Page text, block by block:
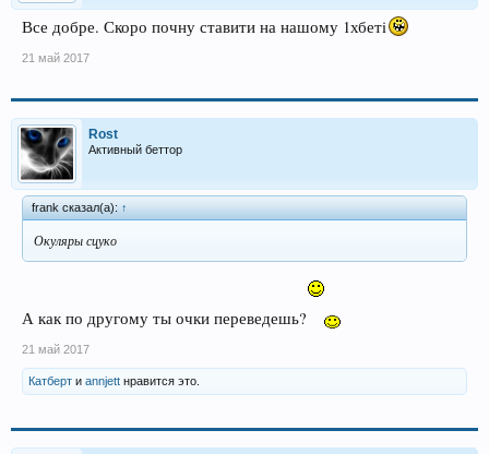
Все добре. Скоро почну ставити на нашому 1хбетi
21 май 2017
Rost
Активный беттор
frank сказал(а): ↑
Окуляры сцуко
А как по другому ты очки переведешь?
21 май 2017
Катберт и annjett нравится это.